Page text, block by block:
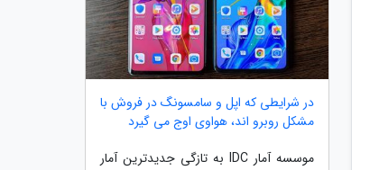
در شرایطی که اپل و سامسونگ در فروش با
مشکل روبرو اند، هواوی اوج می گیرد
موسسه آمار IDC به تازگی جدیدترین آمار